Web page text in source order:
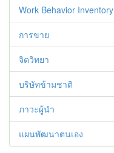
Work Behavior Inventory
การขาย
จิตวิทยา
บริษัทข้ามชาติ
ภาวะผู้นำ
แผนพัฒนาตนเอง